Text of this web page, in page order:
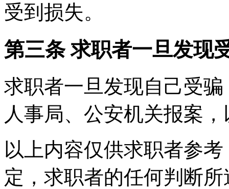
受到损失。
第三条 求职者一旦发现
求职者一旦发现自己受
人事局、公安机关报案
以上内容仅供求职者参
定，求职者的任何判断